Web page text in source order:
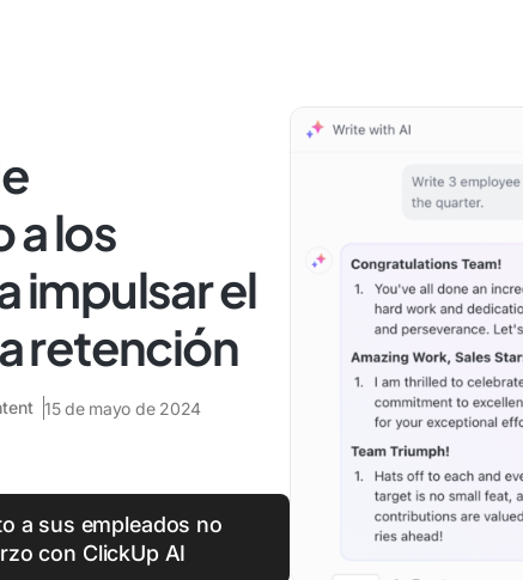
a los
impulsar el
retención
15 de mayo de 2024
a sus empleados no
con ClickUp AI